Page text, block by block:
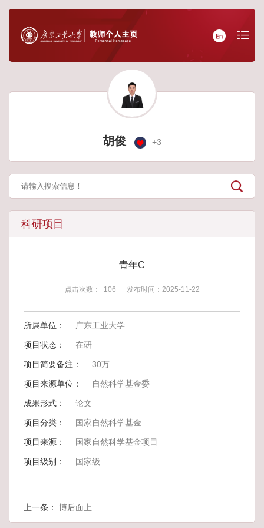
胡俊 +3
科研项目
青年C
点击次数： 106 发布时间：2025-11-22
所属单位： 广东工业大学
项目状态： 在研
项目简要备注： 30万
项目来源单位： 自然科学基金委
成果形式： 论文
项目分类： 国家自然科学基金
项目来源： 国家自然科学基金项目
项目级别： 国家级
上一条：博后面上